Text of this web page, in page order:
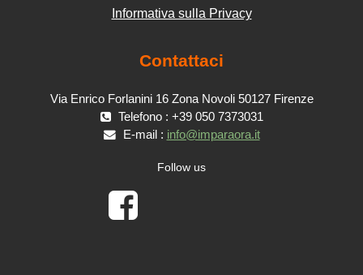
Informativa sulla Privacy
Contattaci
Via Enrico Forlanini 16 Zona Novoli 50127 Firenze
Telefono : +39 050 7373031
E-mail : info@imparaora.it
Follow us